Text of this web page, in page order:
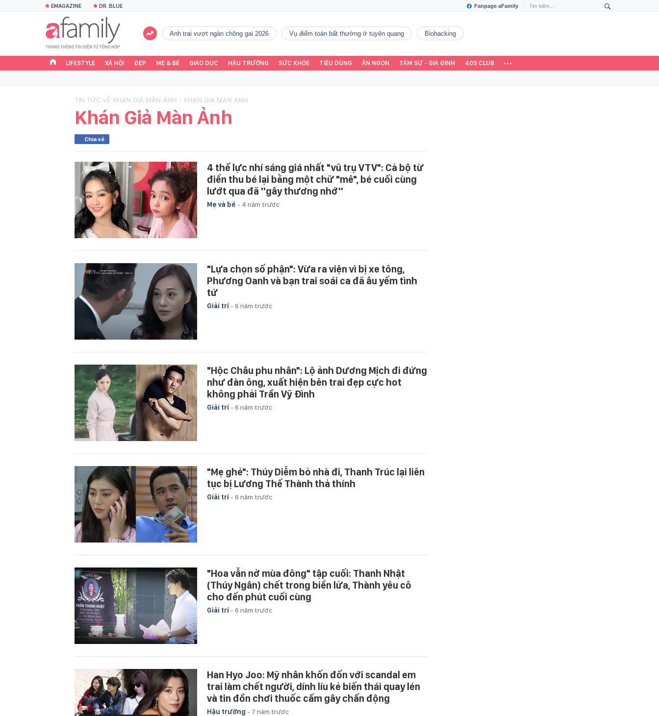
Fanpage aFamily
EMAGAZINE DR. BLUE
Anh trai vượt ngàn chông gai 2026 vụ điểm toán bất thường ở tuyên quang Biohacking
LIFESTYLE XÃ HỘI ĐẸP MẸ & BÉ GIÁO DỤC HẬU TRƯỜNG SỨC KHỎE TIÊU DÙNG ĂN NGON TÂM SỰ - GIA ĐÌNH 40S CLUB
TIN TỨC VỀ KHÁN GIẢ MÀN ẢNH - KHAN GIA MAN ANH
Khán Giả Màn Ảnh
Chia sẻ
4 thế lực nhí sáng giá nhất "vũ trụ VTV": Cả bộ từ
điển thu bé lại bằng một chữ "mê", bé cuối cùng
lướt qua đã ''gây thương nhớ''
Mẹ và bé - 4 năm trước
"Lựa chọn số phận": Vừa ra viện vì bị xe tông,
Phương Oanh và bạn trai soái ca đã âu yếm tình
tứ
Giải trí - 6 năm trước
"Hộc Châu phu nhân": Lộ ảnh Dương Mịch đi đứng
như đàn ông, xuất hiện bên trai đẹp cực hot
không phải Trần Vỹ Đình
Giải trí - 6 năm trước
"Mẹ ghẻ": Thúy Diễm bỏ nhà đi, Thanh Trúc lại liên
tục bị Lương Thế Thành thả thính
Giải trí - 6 năm trước
"Hoa vẫn nở mùa đông" tập cuối: Thanh Nhật
(Thúy Ngân) chết trong biển lửa, Thành yêu cô
cho đến phút cuối cùng
Giải trí - 6 năm trước
Han Hyo Joo: Mỹ nhân khốn đốn với scandal em
trai làm chết người, dính líu kẻ biến thái quay lén
và tin đồn chơi thuốc cấm gây chấn động
Hậu trường - 7 năm trước